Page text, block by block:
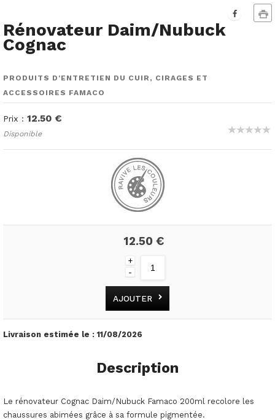
Rénovateur Daim/Nubuck
Cognac
PRODUITS D'ENTRETIEN DU CUIR, CIRAGES ET
ACCESSOIRES FAMACO
Prix : 12.50 €
Disponible
12.50 €
+
-
AJOUTER
Livraison estimée le :11/08/2026
Description
Le rénovateur Cognac Daim/Nubuck Famaco 200ml recolore les
chaussures abimées grâce à sa formule pigmentée.